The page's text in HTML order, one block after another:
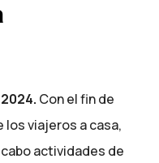
Con el fin de
viajeros a casa,
actividades de